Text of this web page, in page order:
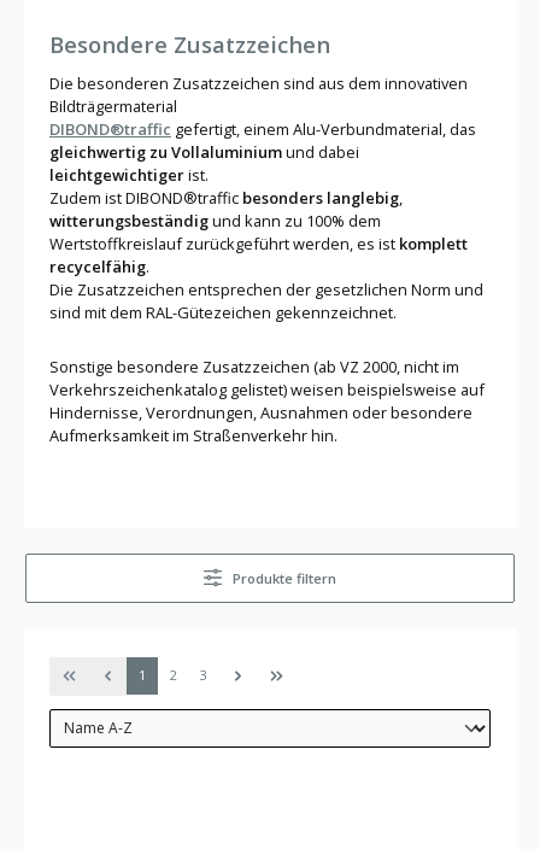
Besondere Zusatzzeichen
Die besonderen Zusatzzeichen sind aus dem innovativen
Bildträgermaterial
DIBOND®traffic gefertigt, einem Alu-Verbundmaterial, das
gleichwertig zu Vollaluminiumund dabei
leichtgewichtigerist.
Zudem ist DIBOND®traffic besonders langlebig,
witterungsbeständigund kann zu 100% dem
Wertstoffkreislauf zurückgeführt werden, es ist komplett
recycelfähig.
Die Zusatzzeichen entsprechen der gesetzlichen Norm und
sind mit dem RAL-Gütezeichen gekennzeichnet.
Sonstige besondere Zusatzzeichen (ab VZ 2000, nicht im
Verkehrszeichenkatalog gelistet) weisen beispielsweise auf
Hindernisse, Verordnungen, Ausnahmen oder besondere
Aufmerksamkeit im Straßenverkehr hin.
Produkte filtern
Seite
1 Seite
2 Seite
3